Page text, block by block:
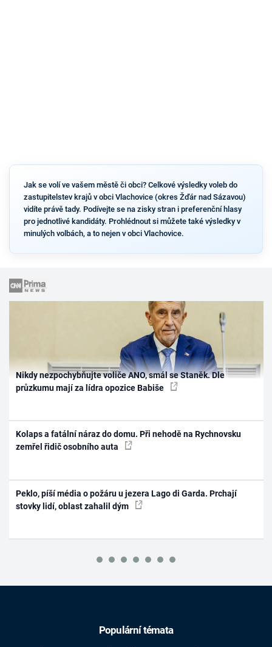
Jak se volí ve vašem městě či obci? Celkové výsledky voleb do
zastupitelstev krajů v obci Vlachovice (okres Žďár nad Sázavou)
vidíte právě tady. Podívejte se na zisky stran i preferenční hlasy
pro jednotlivé kandidáty. Prohlédnout si můžete také výsledky v
minulých volbách, a to nejen v obci Vlachovice.
Nikdy nezpochybňujte voliče ANO, smál se Staněk. Dle
průzkumu mají za lídra opozice Babiše
Kolaps a fatální náraz do domu. Při nehodě na Rychnovsku
zemřel řidič osobního auta
Peklo, píší média o požáru u jezera Lago di Garda. Prchají
stovky lidí, oblast zahalil dým
Populární témata